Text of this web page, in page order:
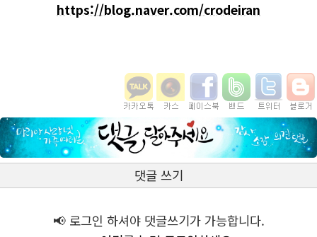
https://blog.naver.com/crodeiran
댓글 쓰기
📢 로그인 하셔야 댓글쓰기가 가능합니다.